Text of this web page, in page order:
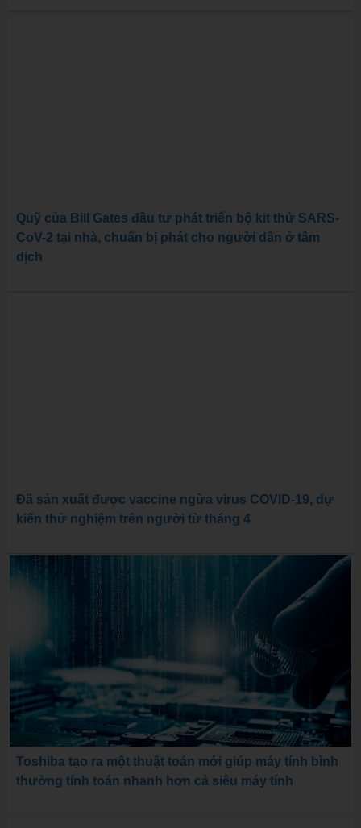
Quỹ của Bill Gates đầu tư phát triển bộ kit thử SARS-
CoV-2 tại nhà, chuẩn bị phát cho người dân ở tâm
dịch
Đã sản xuất được vaccine ngừa virus COVID-19, dự
kiến thử nghiệm trên người từ tháng 4
Toshiba tạo ra một thuật toán mới giúp máy tính bình
thường tính toán nhanh hơn cả siêu máy tính